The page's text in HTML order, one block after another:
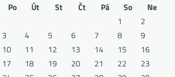
Po
Út St Čt Pá So
Ne
1
2
3
4 5 6 7 8
9
10
11 12 13 14 15
16
17
18 19 20 21 22
23